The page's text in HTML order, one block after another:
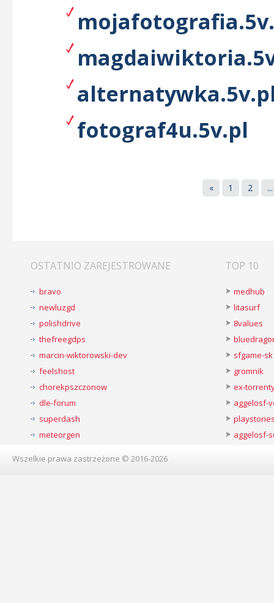
fotograf4u.5v.pl
« 1 2 ...
OSTATNIO ZAREJESTROWANE
bravo
newluzgd
polishdrive
thefreegdps
marcin-wiktorowski-dev
feelshost
chorekpszczonow
dle-forum
superdash
meteorgen
TOP 10
medhub
litasurf
8values
sfgame-sk
gromnik
ex-
aggelosf-
aggelosf-
Wszelkie prawa zastrzeżone © 2016-2026